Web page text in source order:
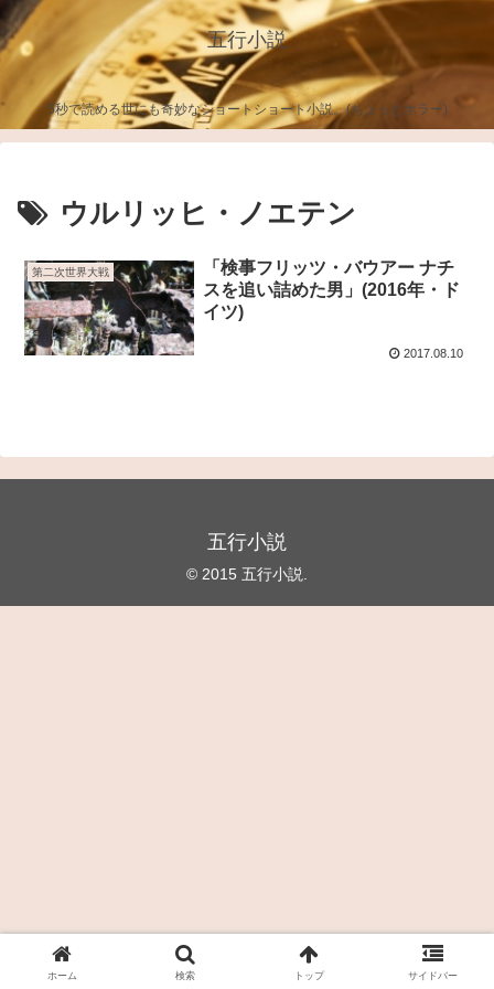
五行小説
5秒で読める世にも奇妙なショートショート小説。(ちょっとホラー)
ウルリッヒ・ノエテン
第二次世界大戦
「検事フリッツ・バウアー ナチ
スを追い詰めた男」(2016年・ド
イツ)
2017.08.10
五行小説
© 2015 五行小説.
ホーム 検索 トップ サイドバー